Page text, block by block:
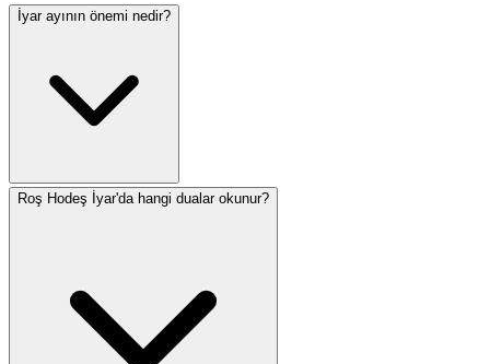
İyar ayının önemi nedir?
(4.) ve Yom HaAtsma'ut (5.) da İyar'a düşer. Bu ay şifa
ile ilişkilendirilir — İyar'ın İbranice harfleri 'Ani Haşem
Rofecha' (Ben senin şifacın olan Tanrı'yım) ifadesinin
Roş Hodeş İyar'da hangi dualar okunur?